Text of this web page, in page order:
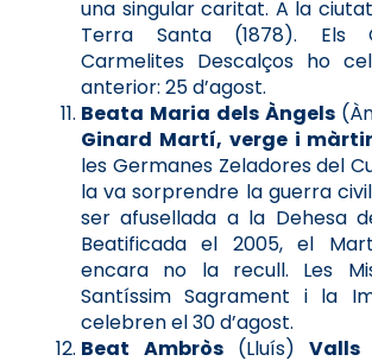
una singular caritat. A la
Terra Santa (1878). Els
Carmelites Descalços ho
anterior: 25 d’agost.
Beata Maria dels Àngels
Ginard Martí, verge i
les Germanes Zeladores del
la va sorprendre la guerra
ser afusellada a la Dehesa
Beatificada el 2005, el
encara no la recull. Les
Santíssim Sagrament i la
celebren el 30 d’agost.
Beat Ambròs (Lluís) Valls